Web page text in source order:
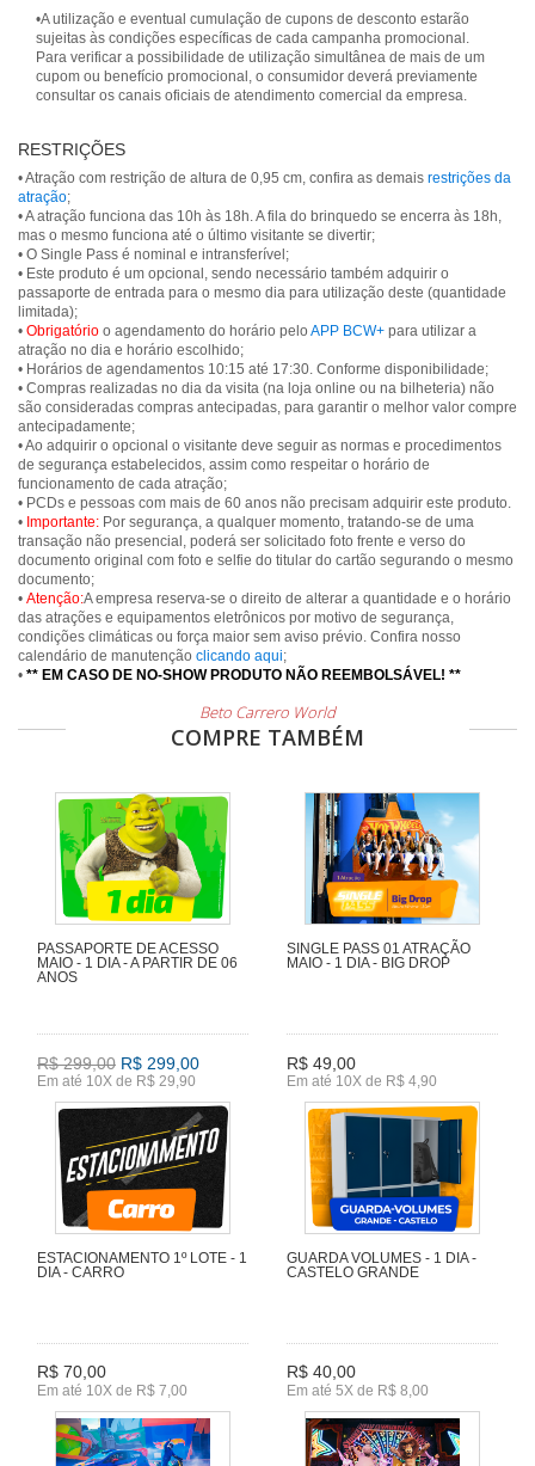
•A utilização e eventual cumulação de cupons de desconto estarão
sujeitas às condições específicas de cada campanha promocional.
Para verificar a possibilidade de utilização simultânea de mais de um
cupom ou benefício promocional, o consumidor deverá previamente
consultar os canais oficiais de atendimento comercial da empresa.
RESTRIÇÕES
• Atração com restrição de altura de 0,95 cm, confira as demais restrições da
atração;
• A atração funciona das 10h às 18h. A fila do brinquedo se encerra às 18h,
mas o mesmo funciona até o último visitante se divertir;
• O Single Pass é nominal e intransferível;
• Este produto é um opcional, sendo necessário também adquirir o
passaporte de entrada para o mesmo dia para utilização deste (quantidade
limitada);
• Obrigatório o agendamento do horário pelo APP BCW+ para utilizar a
atração no dia e horário escolhido;
• Horários de agendamentos 10:15 até 17:30. Conforme disponibilidade;
• Compras realizadas no dia da visita (na loja online ou na bilheteria) não
são consideradas compras antecipadas, para garantir o melhor valor compre
antecipadamente;
• Ao adquirir o opcional o visitante deve seguir as normas e procedimentos
de segurança estabelecidos, assim como respeitar o horário de
funcionamento de cada atração;
• PCDs e pessoas com mais de 60 anos não precisam adquirir este produto.
• Importante: Por segurança, a qualquer momento, tratando-se de uma
transação não presencial, poderá ser solicitado foto frente e verso do
documento original com foto e selfie do titular do cartão segurando o mesmo
documento;
• Atenção:A empresa reserva-se o direito de alterar a quantidade e o horário
das atrações e equipamentos eletrônicos por motivo de segurança,
condições climáticas ou força maior sem aviso prévio. Confira nosso
calendário de manutenção clicando aqui;
• ** EM CASO DE NO-SHOW PRODUTO NÃO REEMBOLSÁVEL! **
Beto Carrero World
COMPRE TAMBÉM
PASSAPORTE DE ACESSO
MAIO - 1 DIA - A PARTIR DE 06
ANOS
R$ 299,00 R$ 299,00
Em até 10X de R$ 29,90
SINGLE PASS 01 ATRAÇÃO
MAIO - 1 DIA - BIG DROP
R$ 49,00
Em até 10X de R$ 4,90
ESTACIONAMENTO 1º LOTE - 1
DIA - CARRO
R$ 70,00
Em até 10X de R$ 7,00
GUARDA VOLUMES - 1 DIA -
CASTELO GRANDE
R$ 40,00
Em até 5X de R$ 8,00